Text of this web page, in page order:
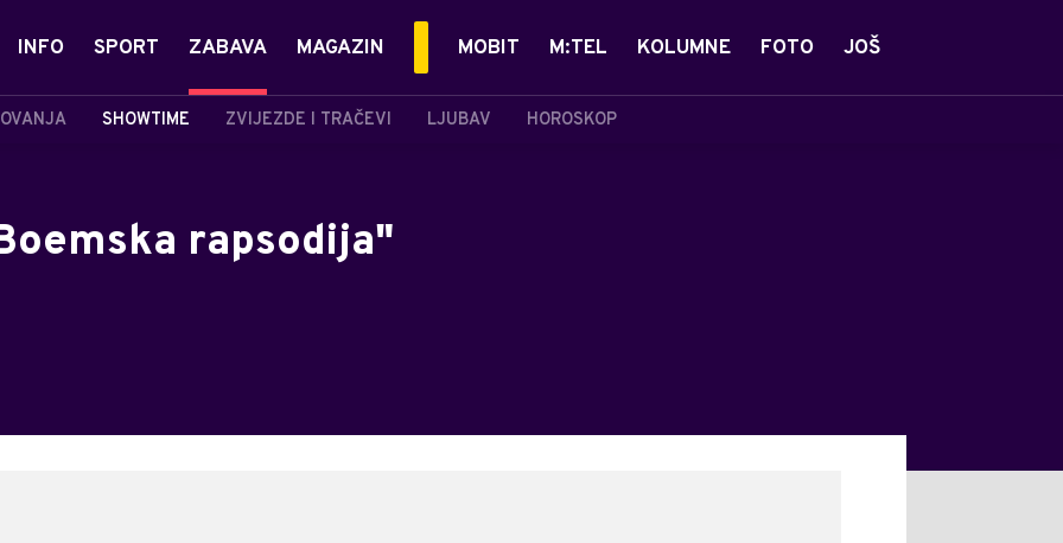
INFO SPORT ZABAVA
SHOWTIME ZVIJEZDE I TRAČEVI LJUBAV HOROSKOP
MAGAZIN MOBIT M:TEL KOLUMNE FOTO JOŠ
rapsodija"